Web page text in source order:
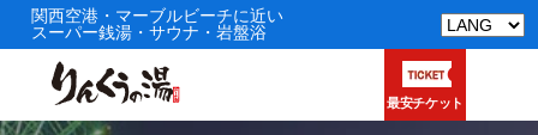
関西空港・マーブルビーチに近い
スーパー銭湯・サウナ・岩盤浴
最安チケット